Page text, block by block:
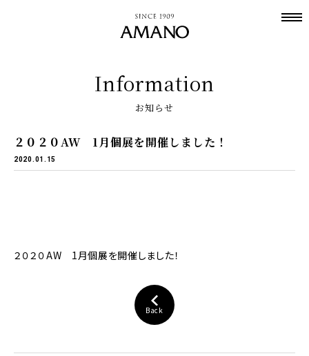
Information
お知らせ
２０２０AW 1月個展を開催しました！
2020.01.15
２０２０AW 1月個展を開催しました！
Back